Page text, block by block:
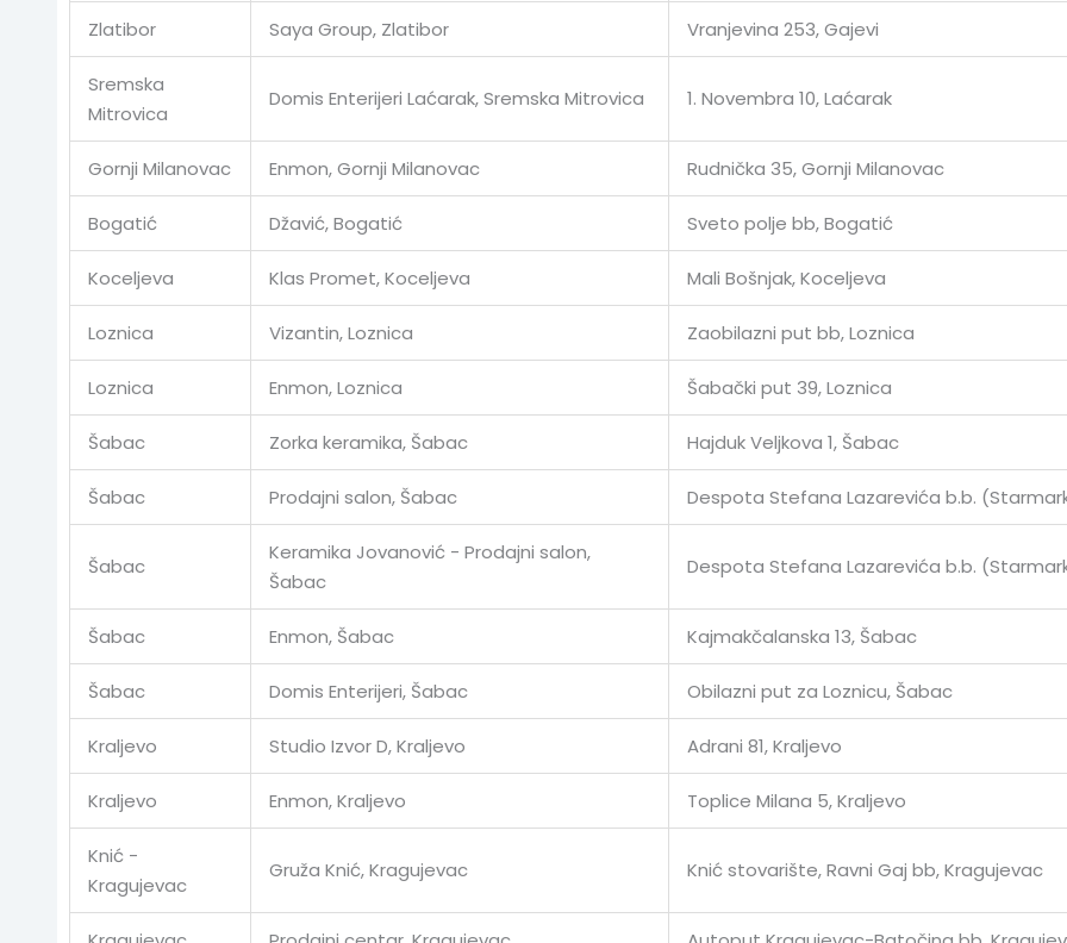
Zlatibor Saya Group, Zlatibor Vranjevina 253, Gajevi
Sremska
Mitrovica
Domis Enterijeri Laćarak, Sremska Mitrovica 1. Novembra 10, Laćarak
Gornji Milanovac Enmon, Gornji Milanovac Rudnička 35, Gornji Milanovac
Bogatić Džavić, Bogatić Sveto polje bb, Bogatić
Koceljeva Klas Promet, Koceljeva Mali Bošnjak, Koceljeva
Loznica Vizantin, Loznica Zaobilazni put bb, Loznica
Loznica Enmon, Loznica Šabački put 39, Loznica
Šabac Zorka keramika, Šabac Hajduk Veljkova 1, Šabac
Šabac Prodajni salon, Šabac Despota Stefana Lazarevića b.b.
Šabac
Keramika Jovanović - Prodajni salon,
Šabac
Despota Stefana Lazarevića b.b.
Šabac Enmon, Šabac Kajmakčalanska 13, Šabac
Šabac Domis Enterijeri, Šabac Obilazni put za Loznicu, Šabac
Kraljevo Studio Izvor D, Kraljevo Adrani 81, Kraljevo
Kraljevo Enmon, Kraljevo Toplice Milana 5, Kraljevo
Knić -
Kragujevac
Gruža Knić, Kragujevac Knić stovarište, Ravni Gaj bb, Kragujevac